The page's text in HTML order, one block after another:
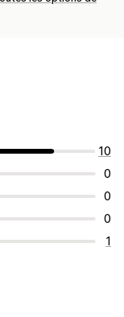
10
0
0
0
1